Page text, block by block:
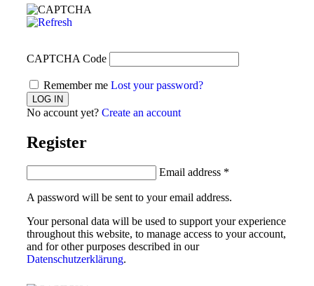
CAPTCHA Code
Remember me Lost your password?
No account yet? Create an account
Register
Email address *
A password will be sent to your email address.
Your personal data will be used to support your experience
throughout this website, to manage access to your account,
and for other purposes described in our
Datenschutzerklärung.